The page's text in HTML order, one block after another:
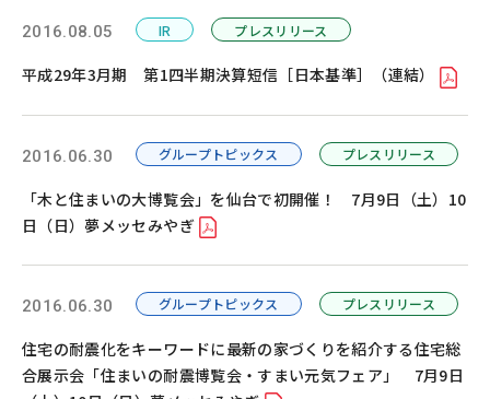
2016.08.05 IR プレスリリース
平成29年3月期 第1四半期決算短信［日本基準］（連結）
2016.06.30 グループトピックス プレスリリース
「木と住まいの大博覧会」を仙台で初開催！ 7月9日（土）10
日（日）夢メッセみやぎ
2016.06.30 グループトピックス プレスリリース
住宅の耐震化をキーワードに最新の家づくりを紹介する住宅総
合展示会「住まいの耐震博覧会・すまい元気フェア」 7月9日